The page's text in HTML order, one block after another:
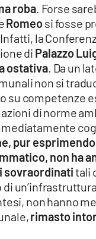
roba . Forse
Romeosi fosse
la
di Palazzo
ostativa . Da un
non si
su competenze
di norme
pur
non ha
tali
non hanno
rimasto